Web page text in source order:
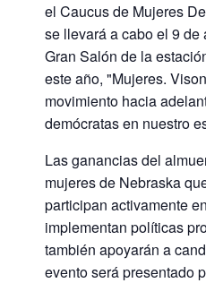
el Caucus de Mujeres
se llevará a cabo el 9 de
Gran Salón de la
este año, "Mujeres.
movimiento hacia
demócratas en nuestro
Las ganancias del
mujeres de Nebraska
participan activamente
implementan políticas
también apoyarán a
evento será presentado